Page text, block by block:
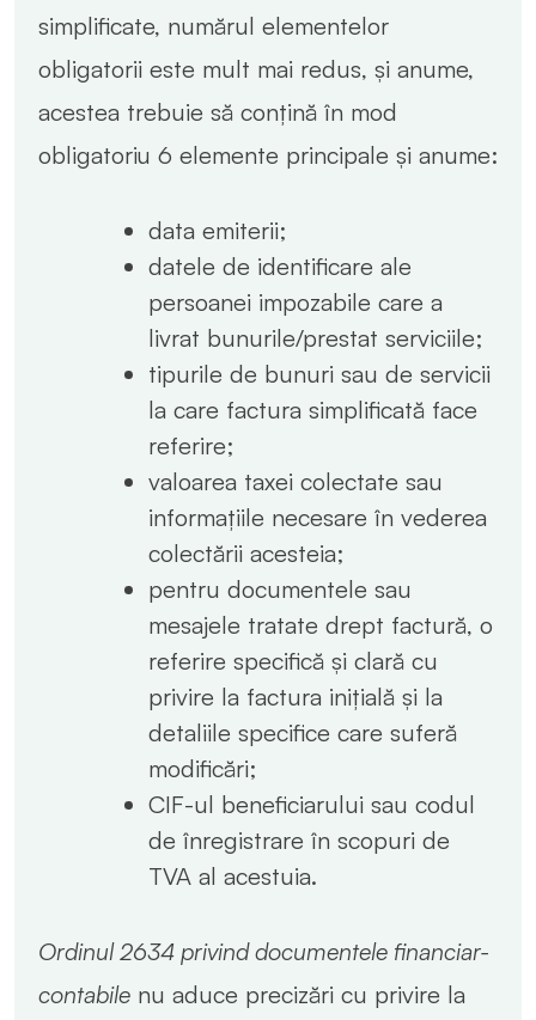
simplificate, numărul elementelor
obligatorii este mult mai redus, și anume,
acestea trebuie să conțină în mod
obligatoriu 6 elemente principale și anume:
data emiterii;
datele de identificare ale
persoanei impozabile care a
livrat bunurile/prestat serviciile;
tipurile de bunuri sau de servicii
la care factura simplificată face
referire;
valoarea taxei colectate sau
informațiile necesare în vederea
colectării acesteia;
pentru documentele sau
mesajele tratate drept factură, o
referire specifică și clară cu
privire la factura inițială și la
detaliile specifice care suferă
modificări;
CIF-ul beneficiarului sau codul
de înregistrare în scopuri de
TVA al acestuia.
Ordinul 2634 privind documentele financiar-
contabile nu aduce precizări cu privire la